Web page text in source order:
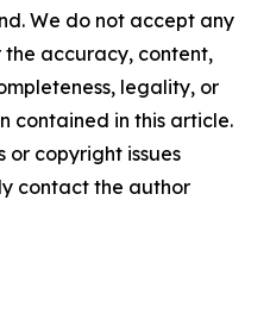
We do not accept any
accuracy, content,
legality, or
contained in this article.
or copyright issues
contact the author